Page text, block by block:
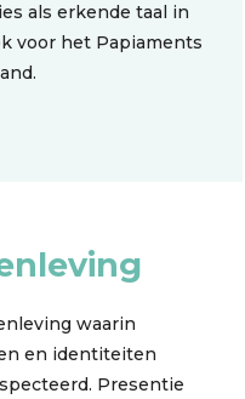
als erkende taal in
voor het Papiaments
waarin
en identiteiten
Presentie